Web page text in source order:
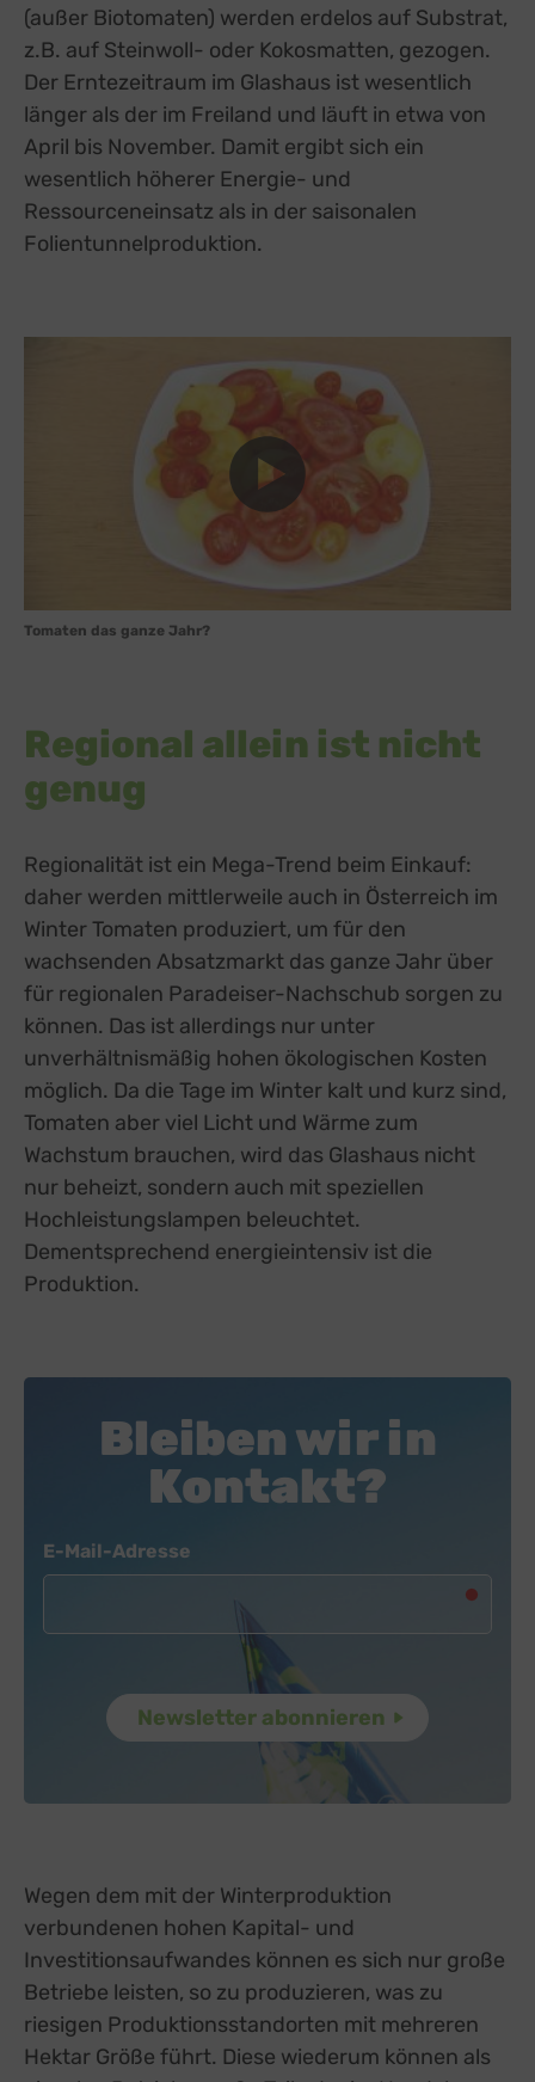
(außer Biotomaten) werden erdelos auf Substrat,
z.B. auf Steinwoll- oder Kokosmatten, gezogen.
Der Erntezeitraum im Glashaus ist wesentlich
länger als der im Freiland und läuft in etwa von
April bis November. Damit ergibt sich ein
wesentlich höherer Energie- und
Ressourceneinsatz als in der saisonalen
Folientunnelproduktion.
Tomaten das ganze Jahr?
Regional allein ist nicht
genug
Regionalität ist ein Mega-Trend beim Einkauf:
daher werden mittlerweile auch in Österreich im
Winter Tomaten produziert, um für den
wachsenden Absatzmarkt das ganze Jahr über
für regionalen Paradeiser-Nachschub sorgen zu
können. Das ist allerdings nur unter
unverhältnismäßig hohen ökologischen Kosten
möglich. Da die Tage im Winter kalt und kurz sind,
Tomaten aber viel Licht und Wärme zum
Wachstum brauchen, wird das Glashaus nicht
nur beheizt, sondern auch mit speziellen
Hochleistungslampen beleuchtet.
Dementsprechend energieintensiv ist die
Produktion.
Bleiben wir in
Kontakt?
E-Mail-Adresse
Wegen dem mit der Winterproduktion
verbundenen hohen Kapital- und
Investitionsaufwandes können es sich nur große
Betriebe leisten, so zu produzieren, was zu
riesigen Produktionsstandorten mit mehreren
Hektar Größe führt. Diese wiederum können als